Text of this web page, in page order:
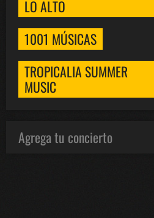
LO ALTO
1001 MÚSICAS
TROPICALIA SUMMER
MUSIC
Agrega tu concierto